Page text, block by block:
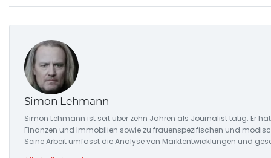
Simon Lehmann
Simon Lehmann ist seit über zehn Jahren als Journalist tätig. Er
Finanzen und Immobilien sowie zu frauenspezifischen und
Seine Arbeit umfasst die Analyse von Marktentwicklungen und